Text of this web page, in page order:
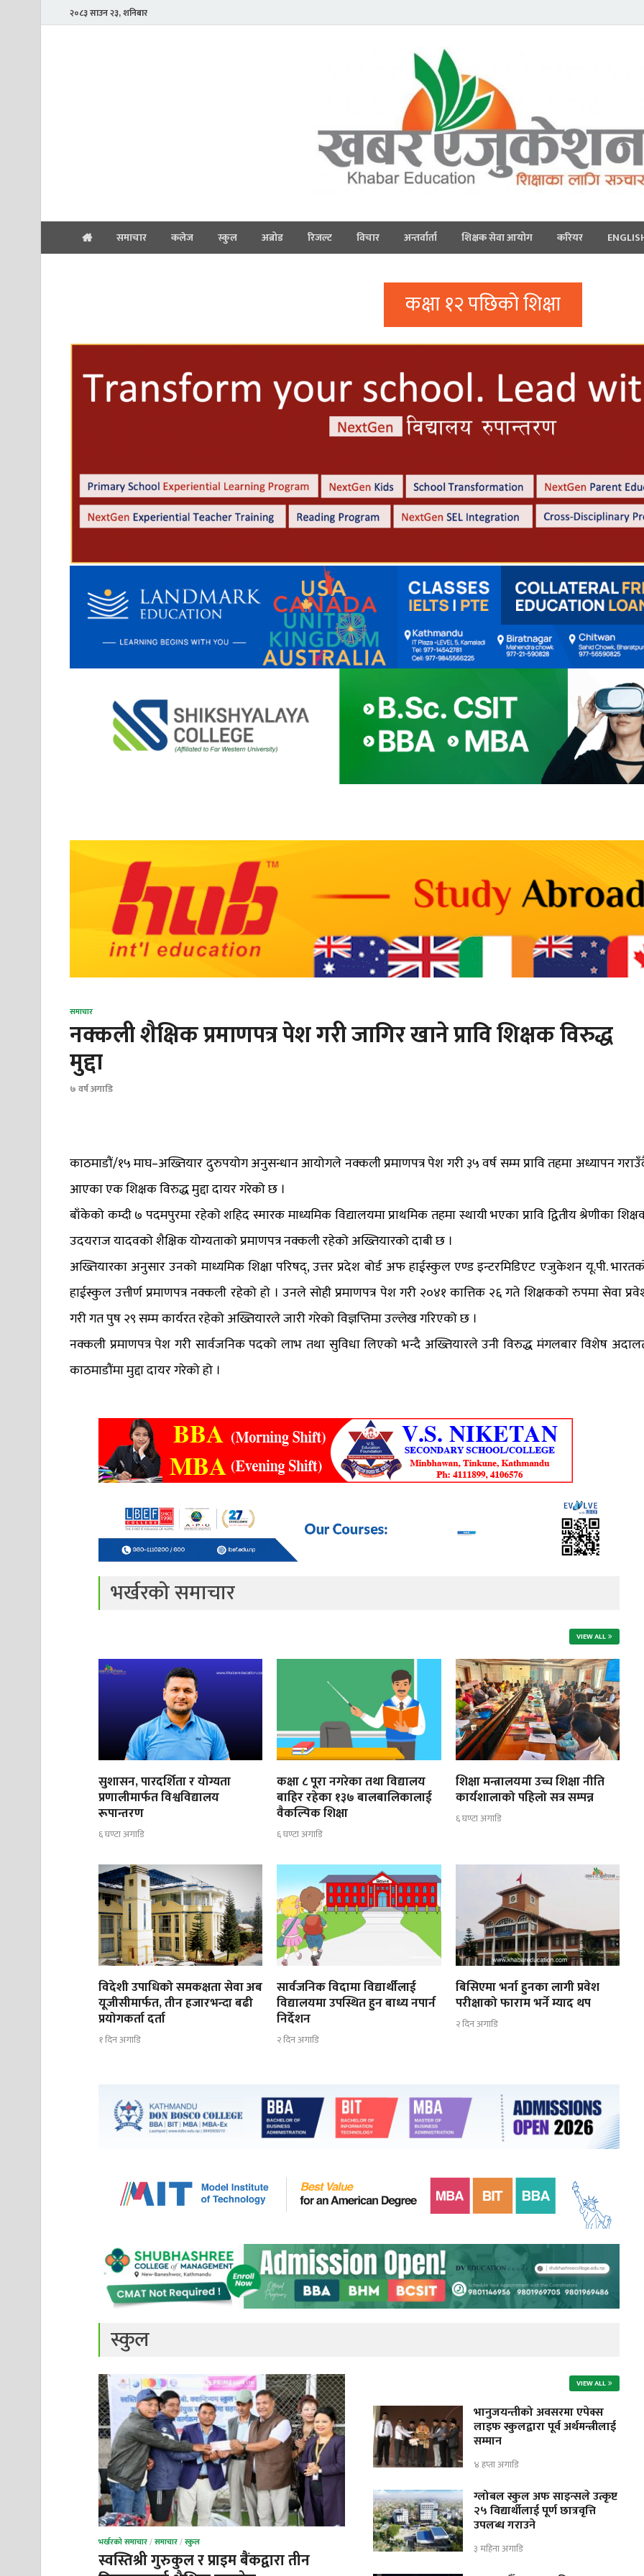
२०८३ साउन २३, शनिबार
समाचार कलेज स्कुल अब्रोड रिजल्ट विचार अन्तर्वार्ता शिक्षक सेवा आयोग करियर
कक्षा १२ पछिको शिक्षा
समाचार
नक्कली शैक्षिक प्रमाणपत्र पेश गरी जागिर खाने प्रावि शिक्षक विरुद्ध
मुद्दा
७ वर्ष अगाडि
काठमाडौं/१५ माघ–अख्तियार दुरुपयोग अनुसन्धान आयोगले नक्कली प्रमाणपत्र पेश गरी ३५ वर्ष सम्म प्रावि तहमा अध्यापन
आएका एक शिक्षक विरुद्ध मुद्दा दायर गरेको छ ।
बाँकेको कम्दी ७ पदमपुरमा रहेको शहिद स्मारक माध्यमिक विद्यालयमा प्राथमिक तहमा स्थायी भएका प्रावि द्वितीय श्रेणीका
उदयराज यादवको शैक्षिक योग्यताको प्रमाणपत्र नक्कली रहेको अख्तियारको दाबी छ ।
अख्तियारका अनुसार उनको माध्यमिक शिक्षा परिषद्, उत्तर प्रदेश बोर्ड अफ हाईस्कुल एण्ड इन्टरमिडिएट एजुकेशन यू.पी.
हाईस्कुल उत्तीर्ण प्रमाणपत्र नक्कली रहेको हो । उनले सोही प्रमाणपत्र पेश गरी २०४१ कात्तिक २६ गते शिक्षकको रुपमा सेवा
गरी गत पुष २९ सम्म कार्यरत रहेको अख्तियारले जारी गरेको विज्ञप्तिमा उल्लेख गरिएको छ ।
नक्कली प्रमाणपत्र पेश गरी सार्वजनिक पदको लाभ तथा सुविधा लिएको भन्दै अख्तियारले उनी विरुद्ध मंगलबार विशेष
काठमाडौंमा मुद्दा दायर गरेको हो ।
भर्खरको समाचार
VIEW ALL
सुशासन, पारदर्शिता र योग्यता
प्रणालीमार्फत विश्वविद्यालय
रूपान्तरण
६ घण्टा अगाडि
कक्षा ८ पूरा नगरेका तथा विद्यालय
बाहिर रहेका १३७ बालबालिकालाई
वैकल्पिक शिक्षा
६ घण्टा अगाडि
शिक्षा मन्त्रालयमा उच्च शिक्षा नीति
कार्यशालाको पहिलो सत्र सम्पन्न
६ घण्टा अगाडि
विदेशी उपाधिको समकक्षता सेवा अब
यूजीसीमार्फत, तीन हजारभन्दा बढी
प्रयोगकर्ता दर्ता
१ दिन अगाडि
सार्वजनिक विदामा विद्यार्थीलाई
विद्यालयमा उपस्थित हुन बाध्य नपार्न
निर्देशन
२ दिन अगाडि
बिसिएमा भर्ना हुनका लागी प्रवेश
परीक्षाको फाराम भर्ने म्याद थप
२ दिन अगाडि
स्कुल
VIEW ALL
भर्खरको समाचार/समाचार/स्कुल
स्वस्तिश्री गुरुकुल र प्राइम बैंकद्वारा तीन
भानुजयन्तीको अवसरमा एपेक्स
लाइफ स्कुलद्वारा पूर्व अर्थमन्त्रीलाई
सम्मान
४ हप्ता अगाडि
ग्लोबल स्कुल अफ साइन्सले उत्कृष्ट
२५ विद्यार्थीलाई पूर्ण छात्रवृत्ति
उपलब्ध गराउने
३ महिना अगाडि